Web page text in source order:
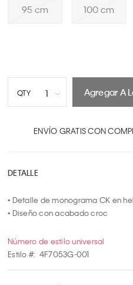
95 cm 100 cm
QTY 1
5
7
10
Agregar A
ENVÍO GRATIS CON
DETALLE
• Detalle de monograma CK en
• Diseño con acabado croc
Número de estilo universal
Estilo #: 4F7053G-001